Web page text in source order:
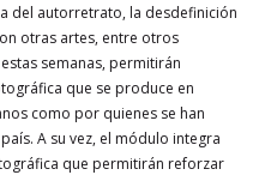
del autorretrato, la desdefinición
otras artes, entre otros
semanas, permitirán
que se produce en
como por quienes se han
A su vez, el módulo integra
que permitirán reforzar